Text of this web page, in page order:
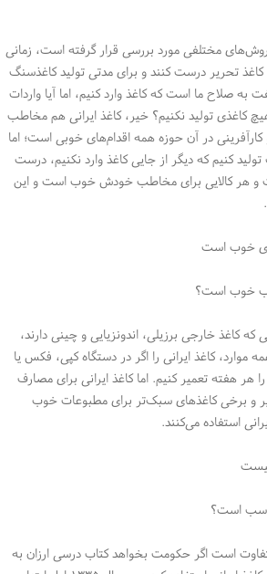
روش‌های مختلفی مورد بررسی قرار گرفته است، زمانی
کاغذ تحریر درست کنند و برای مدتی تولید کاغذسنگ
صلاح ما است که کاغذ وارد کنیم، اما آیا واردات
کاغذی تولید نکنیم؟ خیر، کاغذ ایرانی هم مخاطب
کارآفرینی در آن حوزه همه اقدام‌های خوبی است؛ اما
تولید کنیم که دیگر از جایی کاغذ وارد نکنیم، درست
و هر کالایی برای مخاطب خودش خوب است و این
خوب است
خوب است؟
که کاغذ خارجی برزیلی، اندونزیایی و چینی دارند،
موارد، کاغذ ایرانی را اگر در دستگاه کپی، فکس یا
را هر هفته تعمیر کنیم. اما کاغذ ایرانی برای مصارف
و برخی کاغذهای سبک‌تر برای مطبوعات خوب
استفاده می‌کنند.
است؟
است اگر حکومت بخواهد کتاب درسی ارزان به